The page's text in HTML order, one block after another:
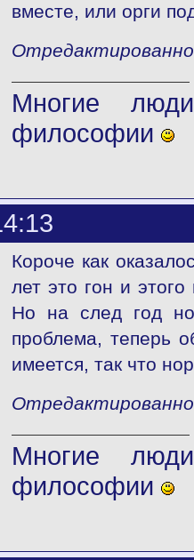
вместе, или орги
Многие
философии
Короче как
лет это гон и
Но на след год
проблема, теперь
имеется, так что
Многие
философии